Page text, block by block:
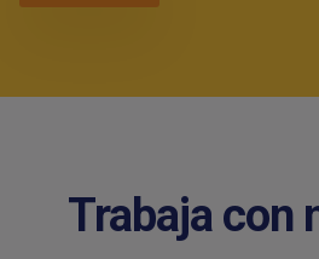
Trabaja con